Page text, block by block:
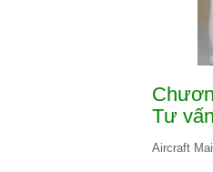
Tư
Aircraft